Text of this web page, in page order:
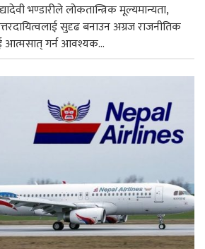
भण्डारीले लोकतान्त्रिक मूल्यमान्यता,
सुदृढ बनाउन अग्रज राजनीतिक
आत्मसात् गर्न आवश्यक...